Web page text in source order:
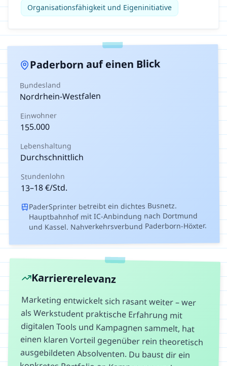
Organisationsfähigkeit und Eigeninitiative
Paderborn auf einen Blick
Bundesland
Nordrhein-Westfalen
Einwohner
155.000
Lebenshaltung
Durchschnittlich
Stundenlohn
13–18€/Std.
PaderSprinter betreibt ein dichtes Busnetz.
Hauptbahnhof mit IC-Anbindung nach Dortmund
und Kassel. Nahverkehrsverbund Paderborn-Höxter.
Karriererelevanz
Marketing entwickelt sich rasant weiter – wer
als Werkstudent praktische Erfahrung mit
digitalen Tools und Kampagnen sammelt, hat
einen klaren Vorteil gegenüber rein theoretisch
ausgebildeten Absolventen. Du baust dir ein
konkretes Portfolio an Kampagnen und
Projekten auf, das du bei Bewerbungen
vorzeigen kannst. Zudem entstehen in
Marketing-Teams häufig wertvolle Kontakte zu